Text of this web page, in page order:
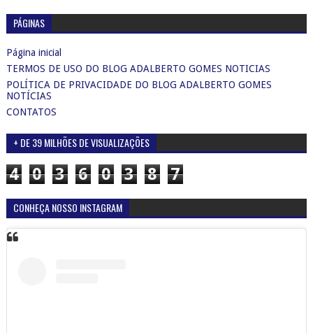
PÁGINAS
Página inicial
TERMOS DE USO DO BLOG ADALBERTO GOMES NOTICIAS
POLÍTICA DE PRIVACIDADE DO BLOG ADALBERTO GOMES
NOTÍCIAS
CONTATOS
+ DE 39 MILHÕES DE VISUALIZAÇÕES
4 0 3 6 0 3 8 7
CONHEÇA NOSSO INSTAGRAM